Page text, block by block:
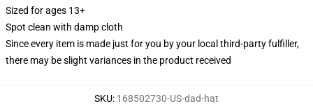
Sized for ages 13+
Spot clean with damp cloth
Since every item is made just for you by your local third-party fulfiller,
there may be slight variances in the product received
SKU: 168502730-US-dad-hat